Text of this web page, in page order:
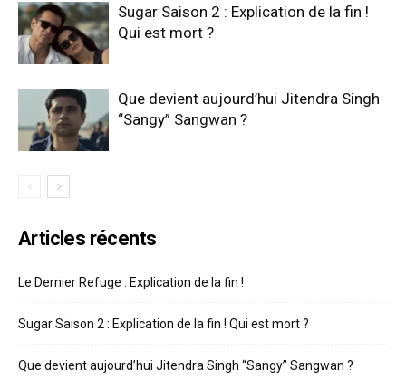
Sugar Saison 2 : Explication de la fin !
Qui est mort ?
Que devient aujourd’hui Jitendra Singh
“Sangy” Sangwan ?
Articles récents
Le Dernier Refuge : Explication de la fin !
Sugar Saison 2 : Explication de la fin ! Qui est mort ?
Que devient aujourd’hui Jitendra Singh “Sangy” Sangwan ?